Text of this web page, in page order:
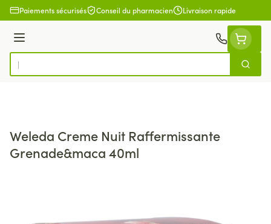
Aller au contenu
Paiements sécurisés Conseil du pharmacien Livraison rapide
Menu
Rechercher
Weleda Creme Nuit Raffermissante
Grenade&maca 40ml